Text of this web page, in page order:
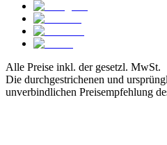
Alle Preise inkl. der gesetzl. MwSt.
Die durchgestrichenen und
unverbindlichen Preisempfehlung